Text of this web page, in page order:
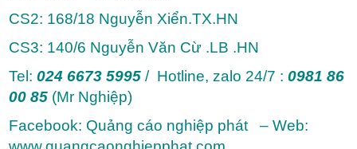
CS2: 168/18 Nguyễn Xiển.TX.HN
CS3: 140/6 Nguyễn Văn Cừ .LB .HN
Tel: 024 6673 5995 / Hotline, zalo 24/7 : 0981 86
00 85 (Mr Nghiệp)
Facebook: Quảng cáo nghiệp phát – Web: